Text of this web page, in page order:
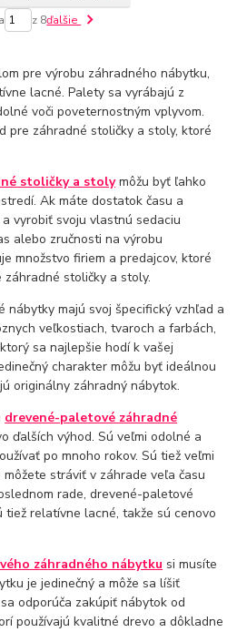
z 8ďalšie
pre výrobu záhradného nábytku,
lacné. Palety sa vyrábajú z
voči poveternostným vplyvom.
pre záhradné stoličky a stoly, ktoré
stoličky a stolymôžu byť ľahko
Ak máte dostatok času a
vyrobiť svoju vlastnú sedaciu
alebo zručnosti na výrobu
množstvo firiem a predajcov, ktoré
stoličky a stoly.
nábytky majú svoj špecifický vzhľad a
veľkostiach, tvaroch a farbách,
sa najlepšie hodí k vašej
charakter môžu byť ideálnou
originálny záhradný nábytok.
drevené-paletové záhradné
ďalších výhod. Sú veľmi odolné a
po mnoho rokov. Sú tiež veľmi
stráviť v záhrade veľa času
rade, drevené-paletové
relatívne lacné, takže sú cenovo
záhradného nábytku si musíte
je jedinečný a môže sa líšiť
odporúča zakúpiť nábytok od
používajú kvalitné drevo a dôkladne